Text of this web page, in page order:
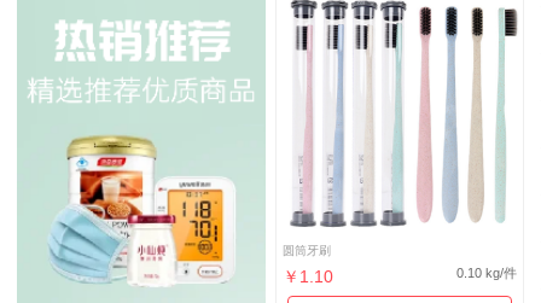
圆筒牙刷
￥1.10 0.10 kg/件